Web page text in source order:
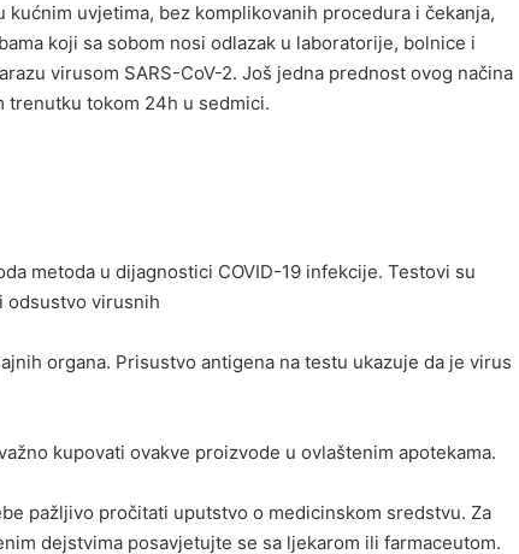
uvjetima, bez komplikovanih procedura i čekanja,
koji sa sobom nosi odlazak u laboratorije, bolnice i
virusom SARS-CoV-2. Još jedna prednost ovog načina
trenutku tokom 24h u sedmici.
metoda u dijagnostici COVID-19 infekcije. Testovi su
odsustvo virusnih
organa. Prisustvo antigena na testu ukazuje da je virus
kupovati ovakve proizvode u ovlaštenim apotekama.
pažljivo pročitati uputstvo o medicinskom sredstvu. Za
dejstvima posavjetujte se sa ljekarom ili farmaceutom.